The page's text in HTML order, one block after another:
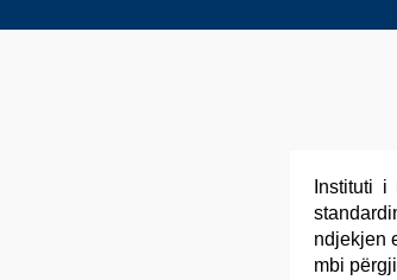
Instituti
ndjekjen
mbi